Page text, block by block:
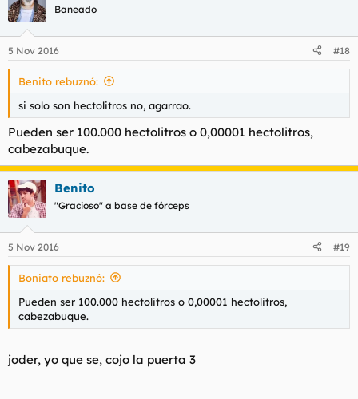
Baneado
5 Nov 2016 #18
Benito rebuznó:
si solo son hectolitros no, agarrao.
Pueden ser 100.000 hectolitros o 0,00001 hectolitros,
cabezabuque.
Benito
"Gracioso" a base de fórceps
5 Nov 2016 #19
Boniato rebuznó:
Pueden ser 100.000 hectolitros o 0,00001 hectolitros,
cabezabuque.
joder, yo que se, cojo la puerta 3